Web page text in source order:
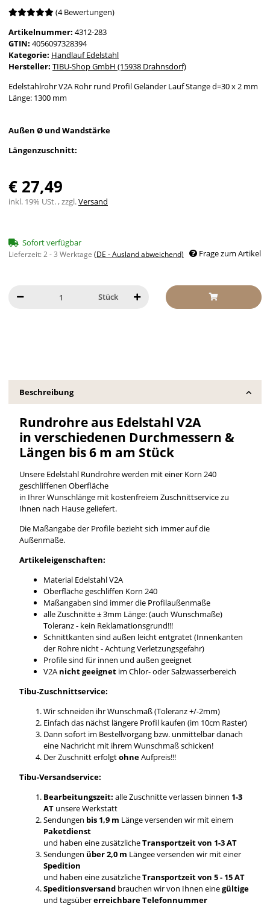
(4 Bewertungen)
Artikelnummer: 4312-283
GTIN: 4056097328394
Kategorie: Handlauf Edelstahl
Hersteller: TIBU-Shop GmbH (15938 Drahnsdorf)
Edelstahlrohr V2A Rohr rund Profil Geländer Lauf Stange d=30 x 2 mm
Länge: 1300 mm
Außen Ø und Wandstärke
Längenzuschnitt:
€ 27,49
inkl. 19% USt. , zzgl.Versand
Sofort verfügbar
Lieferzeit:2 - 3 Werktage (DE - Ausland abweichend) Frage zum Artikel
Stück
Beschreibung
Rundrohre aus Edelstahl V2A
in verschiedenen Durchmessern &
Längen bis 6 m am Stück
Unsere Edelstahl Rundrohre werden mit einer Korn 240
geschliffenen Oberfläche
in Ihrer Wunschlänge mit kostenfreiem Zuschnittservice zu
Ihnen nach Hause geliefert.
Die Maßangabe der Profile bezieht sich immer auf die
Außenmaße.
Artikeleigenschaften:
Material Edelstahl V2A
Oberfläche geschliffen Korn 240
Maßangaben sind immer die Profilaußenmaße
alle Zuschnitte ± 3mm Länge: (auch Wunschmaße)
Toleranz - kein Reklamationsgrund!!!
Schnittkanten sind außen leicht entgratet (Innenkanten
der Rohre nicht - Achtung Verletzungsgefahr)
Profile sind für innen und außen geeignet
V2A nicht geeignet im Chlor- oder Salzwasserbereich
Tibu-Zuschnittservice:
Wir schneiden ihr Wunschmaß (Toleranz +/-2mm)
Einfach das nächst längere Profil kaufen (im 10cm Raster)
Dann sofort im Bestellvorgang bzw. unmittelbar danach
eine Nachricht mit ihrem Wunschmaß schicken!
Der Zuschnitt erfolgtohneAufpreis!!!
Tibu-Versandservice:
Bearbeitungszeit: alle Zuschnitte verlassen binnen 1-3
AT unsere Werkstatt
Sendungen bis 1,9 m Länge versenden wir mit einem
Paketdienst
und haben eine zusätzlicheTransportzeit von 1-3 AT
Sendungen über 2,0 m Längee versenden wir mit einer
Spedition
und haben eine zusätzlicheTransportzeit von 5 - 15 AT
Speditionsversandbrauchen wir von Ihnen einegültige
und tagsübererreichbare Telefonnummer